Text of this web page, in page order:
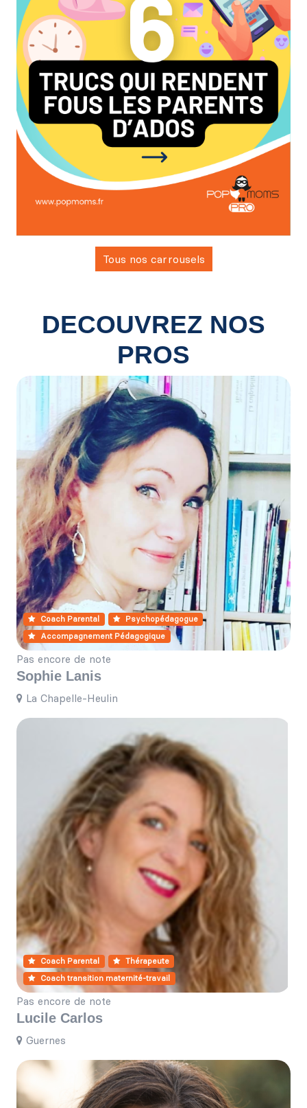
Tous nos carrousels
DECOUVREZ NOS
PROS
Coach Parental
Psychopédagogue
Accompagnement Pédagogique
Pas encore de note
Sophie Lanis
La Chapelle-Heulin
Coach Parental
Thérapeute
Coach transition maternité-travail
Pas encore de note
Lucile Carlos
Guernes